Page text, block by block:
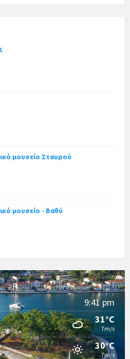
μουσείο Σταυρού
μουσείο - Βαθύ
9:41 pm
31°C
7m/s
30°C
7m/s